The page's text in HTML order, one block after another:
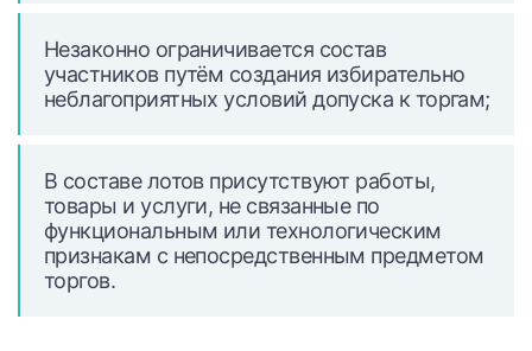
Незаконно ограничивается состав
участников путём создания избирательно
неблагоприятных условий допуска к торгам;
В составе лотов присутствуют работы,
товары и услуги, не связанные по
функциональным или технологическим
признакам с непосредственным предметом
торгов.